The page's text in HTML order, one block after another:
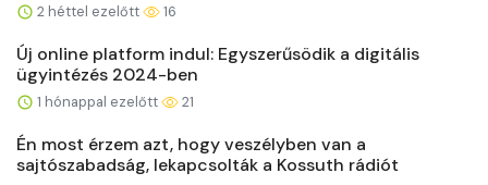
2 héttel ezelőtt 16
Új online platform indul: Egyszerűsödik a digitális
ügyintézés 2024-ben
1 hónappal ezelőtt 21
Én most érzem azt, hogy veszélyben van a
sajtószabadság, lekapcsolták a Kossuth rádiót